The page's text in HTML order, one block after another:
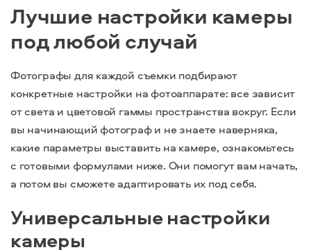
Лучшие настройки камеры
под любой случай
Фотографы для каждой съемки подбирают
конкретные настройки на фотоаппарате: все зависит
от света и цветовой гаммы пространства вокруг. Если
вы начинающий фотограф и не знаете наверняка,
какие параметры выставить на камере, ознакомьтесь
с готовыми формулами ниже. Они помогут вам начать,
а потом вы сможете адаптировать их под себя.
Универсальные настройки
камеры